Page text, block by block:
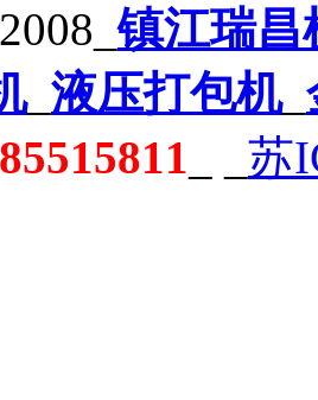
镇江瑞昌
_ 液压打包机_
苏